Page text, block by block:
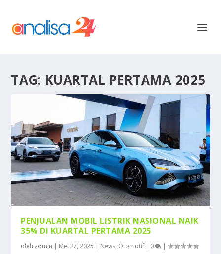
TAG: KUARTAL PERTAMA 2025
PENJUALAN MOBIL LISTRIK NASIONAL NAIK
35% DI KUARTAL PERTAMA 2025
oleh admin | Mei 27, 2025 | News, Otomotif | 0 |